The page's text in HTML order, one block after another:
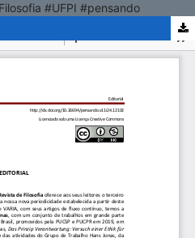
#UFPI #pensando